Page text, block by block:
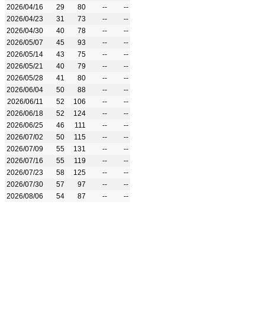
2026/04/16
29 80 --
--
2026/04/23
31 73 --
--
2026/04/30
40 78 --
--
2026/05/07
45 93 --
--
2026/05/14
43 75 --
--
2026/05/21
40 79 --
--
2026/05/28
41 80 --
--
2026/06/04
50 88 --
--
2026/06/11
52 106 --
--
2026/06/18
52 124 --
--
2026/06/25
46 111 --
--
2026/07/02
50 115 --
--
2026/07/09
55 131 --
--
2026/07/16
55 119 --
--
2026/07/23
58 125 --
--
2026/07/30
57 97 --
--
2026/08/06
54 87 -- --